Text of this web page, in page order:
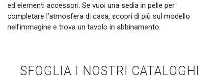
ed elementi accessori. Se vuoi una sedia in pelle per
completare l’atmosfera di casa, scopri di più sul modello
nell'immagine e trova un tavolo in abbinamento.
SFOGLIA I NOSTRI CATALOGHI